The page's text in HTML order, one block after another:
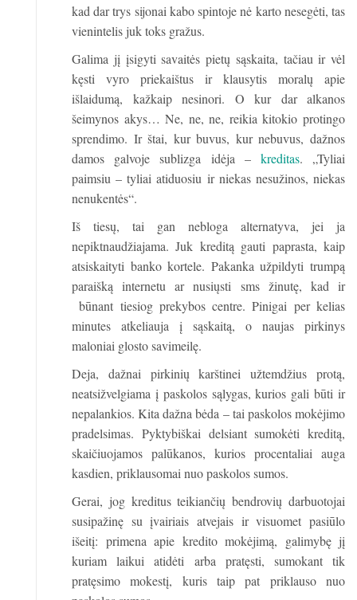
kad dar trys sijonai kabo spintoje nė karto nesegėti, tas
vienintelis juk toks gražus.
Galima jį įsigyti savaitės pietų sąskaita, tačiau ir vėl
kęsti vyro priekaištus ir klausytis moralų apie
išlaidumą, kažkaip nesinori. O kur dar alkanos
šeimynos akys… Ne, ne, ne, reikia kitokio protingo
sprendimo. Ir štai, kur buvus, kur nebuvus, dažnos
damos galvoje sublizga idėja – kreditas. „Tyliai
paimsiu – tyliai atiduosiu ir niekas nesužinos, niekas
nenukentės“.
Iš tiesų, tai gan nebloga alternatyva, jei ja
nepiktnaudžiajama. Juk kreditą gauti paprasta, kaip
atsiskaityti banko kortele. Pakanka užpildyti trumpą
paraišką internetu ar nusiųsti sms žinutę, kad ir
būnant tiesiog prekybos centre. Pinigai per kelias
minutes atkeliauja į sąskaitą, o naujas pirkinys
maloniai glosto savimeilę.
Deja, dažnai pirkinių karštinei užtemdžius protą,
neatsižvelgiama į paskolos sąlygas, kurios gali būti ir
nepalankios. Kita dažna bėda – tai paskolos mokėjimo
pradelsimas. Pyktybiškai delsiant sumokėti kreditą,
skaičiuojamos palūkanos, kurios procentaliai auga
kasdien, priklausomai nuo paskolos sumos.
Gerai, jog kreditus teikiančių bendrovių darbuotojai
susipažinę su įvairiais atvejais ir visuomet pasiūlo
išeitį: primena apie kredito mokėjimą, galimybę jį
kuriam laikui atidėti arba pratęsti, sumokant tik
pratęsimo mokestį, kuris taip pat priklauso nuo